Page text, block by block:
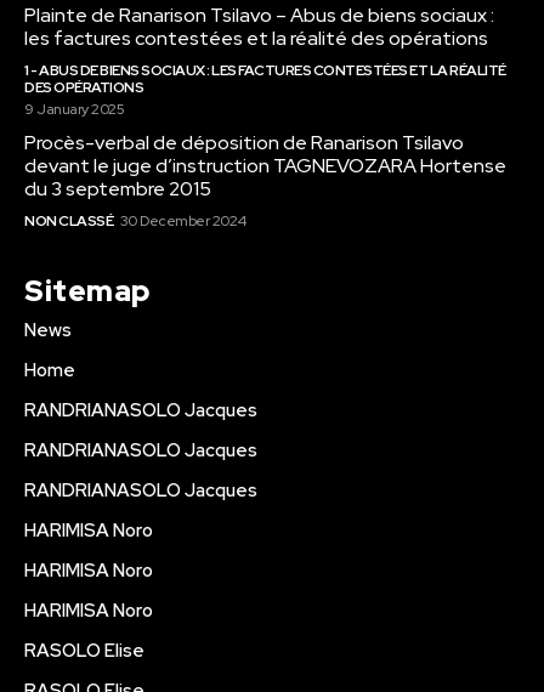
Plainte de Ranarison Tsilavo – Abus de biens sociaux :
les factures contestées et la réalité des opérations
1 - ABUS DE BIENS SOCIAUX : LES FACTURES CONTESTÉES ET LA RÉALITÉ
DES OPÉRATIONS
9 January 2025
Procès-verbal de déposition de Ranarison Tsilavo
devant le juge d’instruction TAGNEVOZARA Hortense
du 3 septembre 2015
NON CLASSÉ 30 December 2024
Sitemap
News
Home
RANDRIANASOLO Jacques
RANDRIANASOLO Jacques
RANDRIANASOLO Jacques
HARIMISA Noro
HARIMISA Noro
HARIMISA Noro
RASOLO Elise